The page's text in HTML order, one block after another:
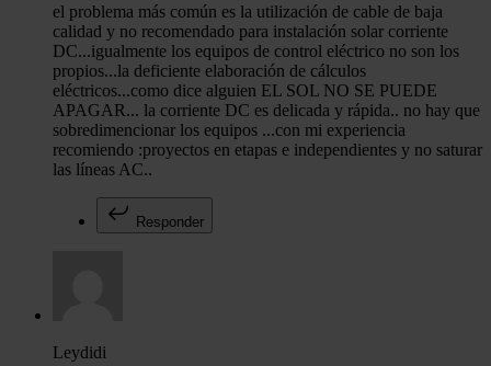
el problema más común es la utilización de cable de baja
calidad y no recomendado para instalación solar corriente
DC...igualmente los equipos de control eléctrico no son los
propios...la deficiente elaboración de cálculos
eléctricos...como dice alguien EL SOL NO SE PUEDE
APAGAR... la corriente DC es delicada y rápida.. no hay que
sobredimencionar los equipos ...con mi experiencia
recomiendo :proyectos en etapas e independientes y no saturar
las líneas AC..
Responder
Leydidi